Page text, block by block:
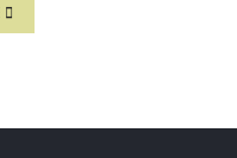
INFORMATIVA ES